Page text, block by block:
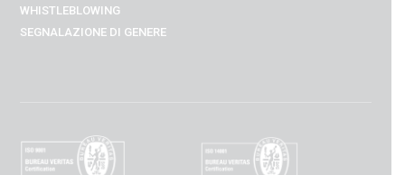
WHISTLEBLOWING
SEGNALAZIONE DI GENERE